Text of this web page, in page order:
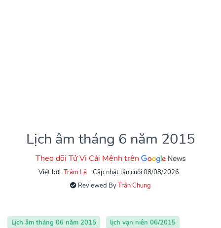
Lịch âm tháng 6 năm 2015
Theo dõi Tử Vi Cải Mệnh trên
Viết bởi: Trâm Lê
Cập nhật lần cuối 08/08/2026
Reviewed ByTrần Chung
Lịch âm tháng 06 năm 2015
lịch vạn niên 06/2015